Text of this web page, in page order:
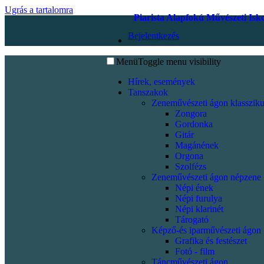
Ugrás a tartalomra
Piarista Alapfokú Művészeti
Bejelentkezés
MenüToggle menu visibility
Hírek, események
Tanszakok
Zeneművészeti ágon
Zongora
Gordonka
Gitár
Magánének
Orgona
Szolfézs
Zeneművészeti ágon népzene
Népi ének
Népi furulya
Népi klarinét
Tárogató
Képző-és iparművészeti ágon
Grafika és festészet
Fotó - film
Táncművészeti ágon